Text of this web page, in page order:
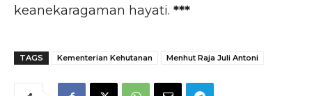
keanekaragaman hayati. ***
TAGS Kementerian Kehutanan Menhut Raja Juli Antoni